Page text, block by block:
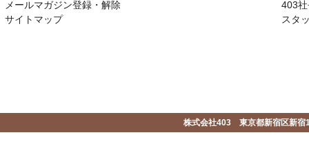
メールマガジン登録・解除
サイトマップ
403
スタ
株式会社403 東京都新宿区新